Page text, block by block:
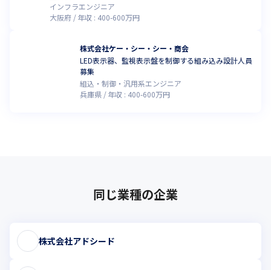
インフラエンジニア
大阪府
年収 : 400-600万円
株式会社ケー・シー・シー・商会
LED表示器、監視表示盤を制御する組み込み設計人員
募集
組込・制御・汎用系エンジニア
兵庫県
年収 : 400-600万円
同じ業種の企業
株式会社アドシード